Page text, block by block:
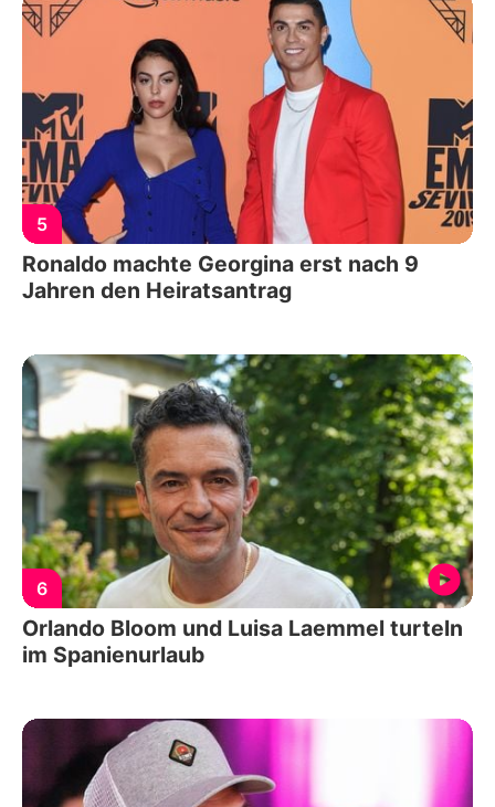
5
Ronaldo machte Georgina erst nach 9
Jahren den Heiratsantrag
6
Orlando Bloom und Luisa Laemmel turteln
im Spanienurlaub